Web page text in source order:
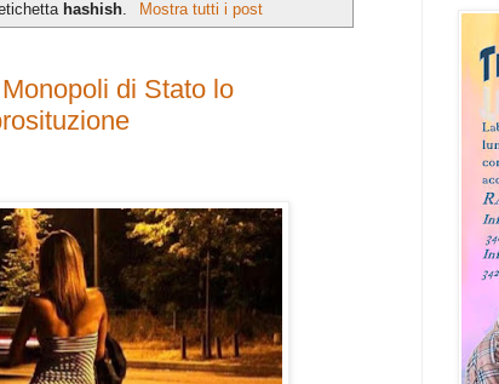
hashish Mostra tutti i post
di Stato lo